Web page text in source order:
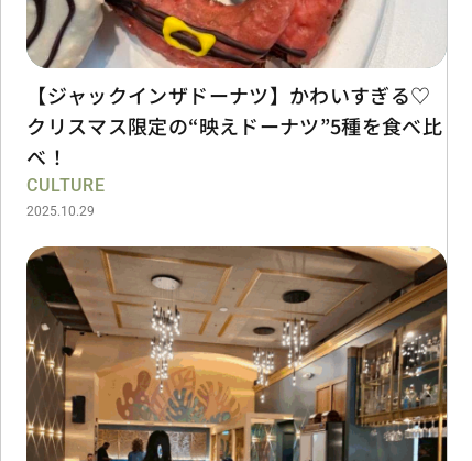
【ジャックインザドーナツ】かわいすぎる♡
クリスマス限定の“映えドーナツ”5種を食べ比
べ！
CULTURE
2025.10.29